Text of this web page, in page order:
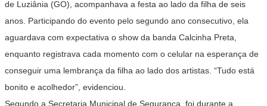
de Luziânia (GO), acompanhava a festa ao lado da filha de seis
anos. Participando do evento pelo segundo ano consecutivo, ela
aguardava com expectativa o show da banda Calcinha Preta,
enquanto registrava cada momento com o celular na esperança de
conseguir uma lembrança da filha ao lado dos artistas. “Tudo está
bonito e acolhedor”, evidenciou.
Segundo a Secretaria Municipal de Segurança, foi durante a